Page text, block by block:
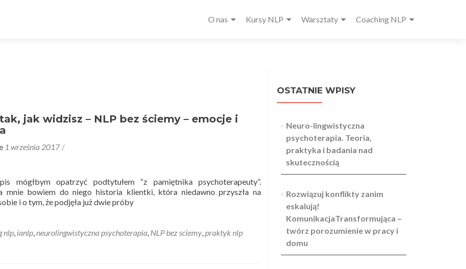
menu
O nas Kursy NLP Warsztaty Coaching NLP
jak widzisz – NLP bez ściemy – emocje i
1 września 2017
mógłbym opatrzyć podtytułem “z pamiętnika psychoterapeuty”.
mnie bowiem do niego historia klientki, która niedawno przyszła na
i o tym, że podjęła już dwie próby
nlp, ianlp,neurolingwistyczna psychoterapia, NLP bez sciemy,praktyk nlp
OSTATNIE WPISY
Neuro-lingwistyczna
psychoterapia. Teoria,
praktyka i badania nad
skutecznością
Rozwiązuj konflikty zanim
eskalują!
KomunikacjaTransformująca –
twórz porozumienie w pracy i
domu